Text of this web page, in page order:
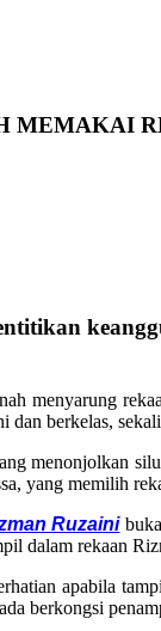
MEMAKAI
menyarung
berkelas,
menonjolkan
yang memilih
Ruzaini
dalam rekaan
apabila
berkongsi